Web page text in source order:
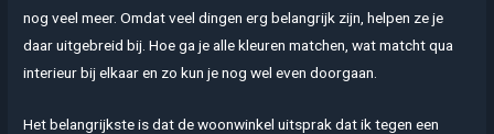
nog veel meer. Omdat veel dingen erg belangrijk zijn, helpen ze je
daar uitgebreid bij. Hoe ga je alle kleuren matchen, wat matcht qua
interieur bij elkaar en zo kun je nog wel even doorgaan.
Het belangrijkste is dat de woonwinkel uitsprak dat ik tegen een